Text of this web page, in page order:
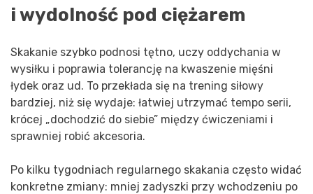
i wydolność pod ciężarem
Skakanie szybko podnosi tętno, uczy oddychania w
wysiłku i poprawia tolerancję na kwaszenie mięśni
łydek oraz ud. To przekłada się na trening siłowy
bardziej, niż się wydaje: łatwiej utrzymać tempo serii,
krócej „dochodzić do siebie” między ćwiczeniami i
sprawniej robić akcesoria.
Po kilku tygodniach regularnego skakania często widać
konkretne zmiany: mniej zadyszki przy wchodzeniu po